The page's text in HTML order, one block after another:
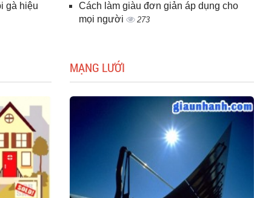
gà hiệu
Cách làm giàu đơn giản áp dụng cho
mọi người
273
MẠNG LƯỚI